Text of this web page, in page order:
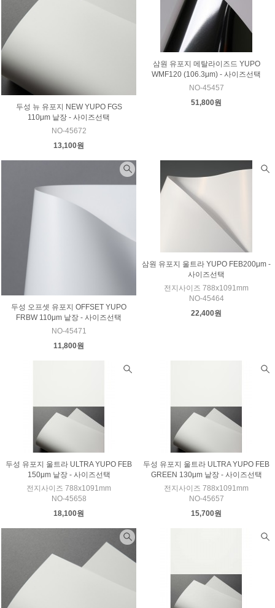
두성 뉴 유포지 NEW YUPO FGS
110μm 낱장 - 사이즈선택
NO-45672
13,100원
삼원 유포지 메탈라이즈드 YUPO
WMF120 (106.3μm) - 사이즈선택
NO-45457
51,800원
두성 오프셋 유포지 OFFSET YUPO
FRBW 110μm 낱장 - 사이즈선택
NO-45471
11,800원
삼원 유포지 울트라 YUPO FEB200μm -
사이즈선택
전지사이즈 788x1091mm
NO-45464
22,400원
두성 유포지 울트라 ULTRA YUPO FEB
150μm 낱장 - 사이즈선택
전지사이즈 788x1091mm
NO-45658
18,100원
두성 유포지 울트라 ULTRA YUPO FEB
GREEN 130μm 낱장 - 사이즈선택
전지사이즈 788x1091mm
NO-45657
15,700원